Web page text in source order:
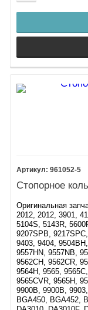
961052-5
Стопорное
Оригинальная
2012, 2012, 3901,
5104S, 5143R,
9207SPB,
9403, 9404,
9557HN, 9557NB,
9562CH, 9562CR,
9564H, 9565,
9565CVR, 9565H,
9900B, 9900B,
BGA450, BGA452,